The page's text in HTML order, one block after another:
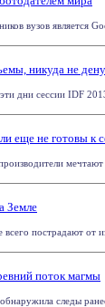
вузов является
никуда не
дни сессии IDF
еще не готовы к
Земле
пострадают от
поток магмы
следы